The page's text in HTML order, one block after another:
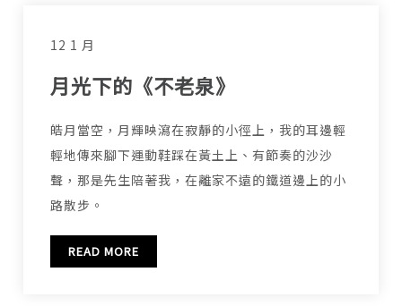
12 1 月
月光下的《不老泉》
皓月當空，月輝映瀉在寂靜的小徑上，我的耳邊輕
輕地傳來腳下運動鞋踩在黃土上、有節奏的沙沙
聲，那是先生陪著我，在離家不遠的鐵道邊上的小
路散步。
READ MORE